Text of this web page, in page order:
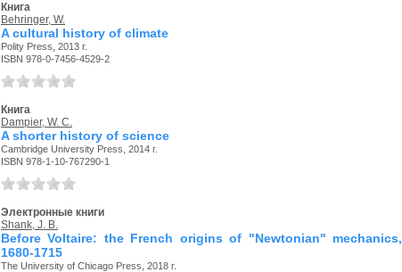
Книга
Behringer, W.
A cultural history of climate
Polity Press, 2013 г.
ISBN 978-0-7456-4529-2
Книга
Dampier, W. C.
A shorter history of science
Cambridge University Press, 2014 г.
ISBN 978-1-10-767290-1
Электронные книги
Shank, J. B.
Before Voltaire: the French origins of "Newtonian" mechanics,
1680-1715
The University of Chicago Press, 2018 г.